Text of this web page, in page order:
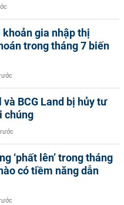
gia nhập thị
trong tháng 7 biến
BCG Land bị hủy tư
chúng
‘phất lên’ trong tháng
có tiềm năng dẫn